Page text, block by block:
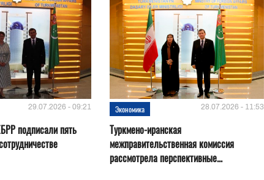
29.07.2026 - 09:21
подписали пять
Экономика 28.07.2026 - 11:53
Туркмено-иранская
межправительственная комиссия
рассмотрела перспективные...